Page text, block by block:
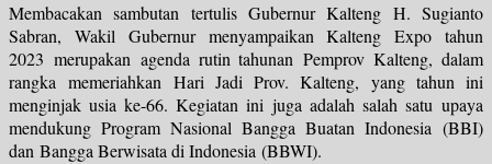
Membacakan sambutan tertulis Gubernur Kalteng H. Sugianto
Sabran, Wakil Gubernur menyampaikanKalteng Expo tahun
2023 merupakan agenda rutin tahunanPemprov Kalteng, dalam
rangkamemeriahkan Hari Jadi Prov. Kalteng, yang tahun ini
menginjak usia ke-66. Kegiatan ini juga adalah salah satu upaya
mendukung Program Nasional Bangga Buatan Indonesia (BBI)
dan Bangga Berwisata di Indonesia (BBWI).